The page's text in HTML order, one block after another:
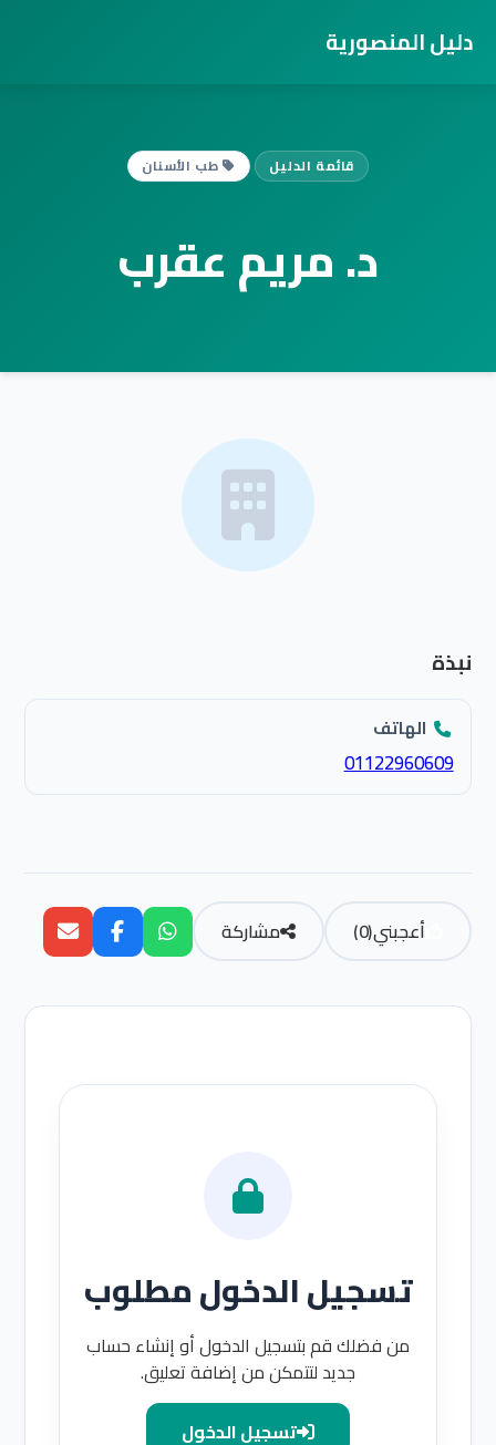
دليل المنصورية
قائمة الدليل طب الأسنان
د. مريم عقرب
نبذة
الهاتف
01122960609
أعجبني(
0
) مشاركة
تسجيل الدخول مطلوب
من فضلك قم بتسجيل الدخول أو إنشاء حساب
جديد لتتمكن من إضافة تعليق.
تسجيل الدخول